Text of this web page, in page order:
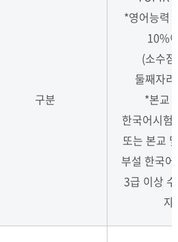
구분
*영어능력
10%
(소수
둘째자
*본교
한국어시험
또는 본교
부설 한국
3급 이상
자